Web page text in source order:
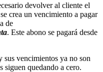
devolver al cliente el
crea un vencimiento a pagar
de
. Este abono se pagará desde
sus vencimientos ya no son
siguen quedando a cero.